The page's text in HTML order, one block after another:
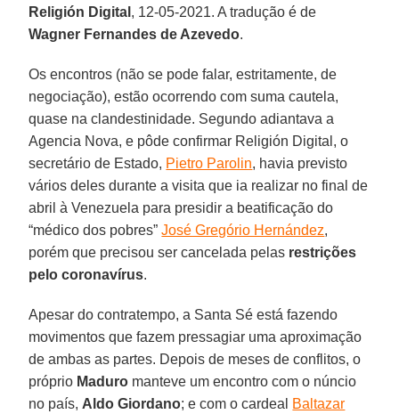
Religión Digital , 12-05-2021. A tradução é de
Wagner Fernandes de Azevedo.
Os encontros (não se pode falar, estritamente, de
negociação), estão ocorrendo com suma cautela,
quase na clandestinidade. Segundo adiantava a
Agencia Nova, e pôde confirmar Religión Digital, o
secretário de Estado, Pietro Parolin, havia previsto
vários deles durante a visita que ia realizar no final de
abril à Venezuela para presidir a beatificação do
“médico dos pobres”José Gregório Hernández,
porém que precisou ser cancelada pelas restrições
pelo coronavírus.
Apesar do contratempo, a Santa Sé está fazendo
movimentos que fazem pressagiar uma aproximação
de ambas as partes. Depois de meses de conflitos, o
próprio Maduro manteve um encontro com o núncio
no país, Aldo Giordano; e com o cardeal Baltazar